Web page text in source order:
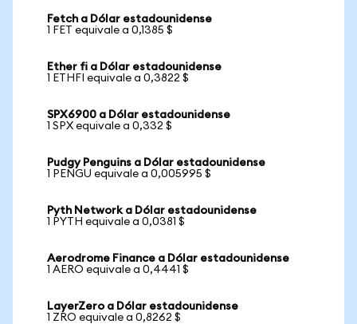
Fetch a Dólar estadounidense
1 FET equivale a 0,1385 $
Ether fi a Dólar estadounidense
1 ETHFI equivale a 0,3822 $
SPX6900 a Dólar estadounidense
1 SPX equivale a 0,332 $
Pudgy Penguins a Dólar estadounidense
1 PENGU equivale a 0,005995 $
Pyth Network a Dólar estadounidense
1 PYTH equivale a 0,0381 $
Aerodrome Finance a Dólar estadounidense
1 AERO equivale a 0,4441 $
LayerZero a Dólar estadounidense
1 ZRO equivale a 0,8262 $